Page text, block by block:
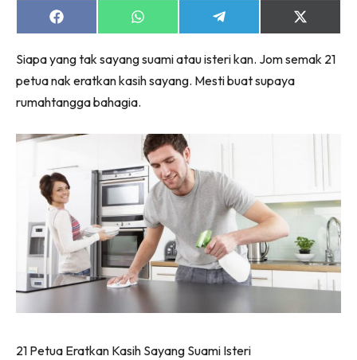
Share
on
Share
on
Share
on
Share
on
(Twitter)
Siapa yang tak sayang suami atau isteri kan. Jom semak 21
petua nak eratkan kasih sayang. Mesti buat supaya
rumahtangga bahagia.
21 Petua Eratkan Kasih Sayang Suami Isteri